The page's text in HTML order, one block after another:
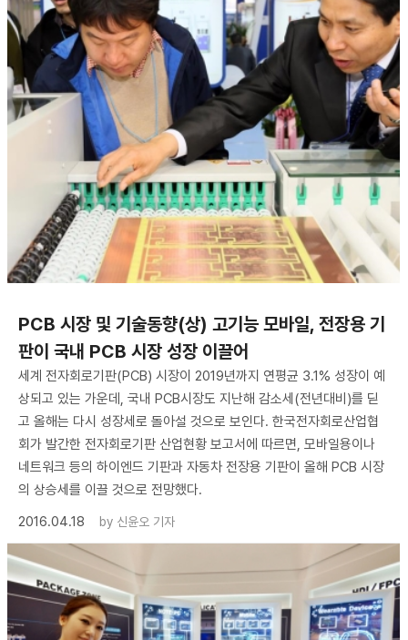
PCB 시장 및 기술동향(상) 고기능 모바일, 전장용 기
판이 국내 PCB 시장 성장 이끌어
세계 전자회로기판(PCB) 시장이 2019년까지 연평균 3.1% 성장이 예
상되고 있는 가운데, 국내 PCB시장도 지난해 감소세(전년대비)를 딛
고 올해는 다시 성장세로 돌아설 것으로 보인다. 한국전자회로산업협
회가 발간한 전자회로기판 산업현황 보고서에 따르면, 모바일용이나
네트워크 등의 하이엔드 기판과 자동차 전장용 기판이 올해 PCB 시장
의 상승세를 이끌 것으로 전망했다.
2016.04.18
by 신윤오 기자